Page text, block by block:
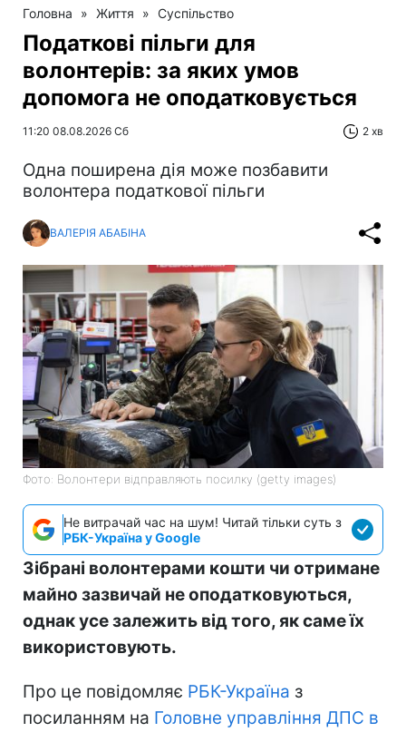
Головна » Життя » Суспільство
Податкові пільги для
волонтерів: за яких умов
допомога не оподатковується
11:20 08.08.2026 Сб 2 хв
Одна поширена дія може позбавити
волонтера податкової пільги
ВАЛЕРІЯ АБАБІНА
Фото: Волонтери відправляють посилку (getty images)
Не витрачай час на шум! Читай тільки суть з
РБК-Україна у Google
Зібрані волонтерами кошти чи отримане
майно зазвичай не оподатковуються,
однак усе залежить від того, як саме їх
використовують.
Про це повідомляє РБК-Україна з
посиланням на Головне управління ДПС в